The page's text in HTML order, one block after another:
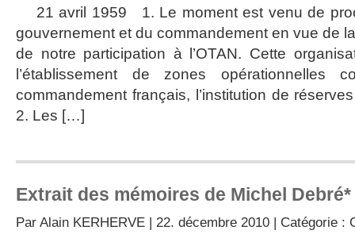
Debré
à
de
la
Défense
21 avril 1959 1. Le moment est venu de
gouvernement et du commandement en vue de
de notre participation à l’OTAN. Cette
l’établissement de zones opérationnelles
commandement français, l’institution de
2. Les […]
Extrait des mémoires de Michel Debré*
Par Alain KERHERVE | 22. décembre 2010 | Catégorie :